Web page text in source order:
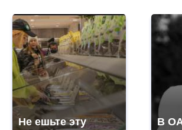
Не ешьте эту
В